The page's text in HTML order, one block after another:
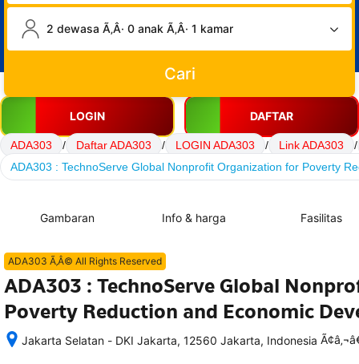
2 dewasa Ã‚Â· 0 anak Ã‚Â· 1 kamar
Cari
LOGIN DAFTAR
ADA303 / Daftar ADA303 / LOGIN ADA303 / Link ADA303
/
ADA303 : TechnoServe Global Nonprofit Organization for Poverty
Gambaran Info & harga Fasilitas
ADA303 Ã‚Â© All Rights Reserved
ADA303 : TechnoServe Global
Poverty Reduction and Economic
Jakarta Selatan - DKI Jakarta, 12560 Jakarta, Indonesia